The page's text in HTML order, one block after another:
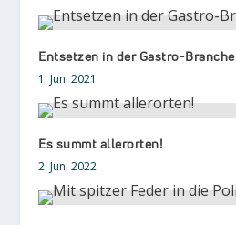
Entsetzen in der Gastro-Branche
1. Juni 2021
Es summt allerorten!
2. Juni 2022